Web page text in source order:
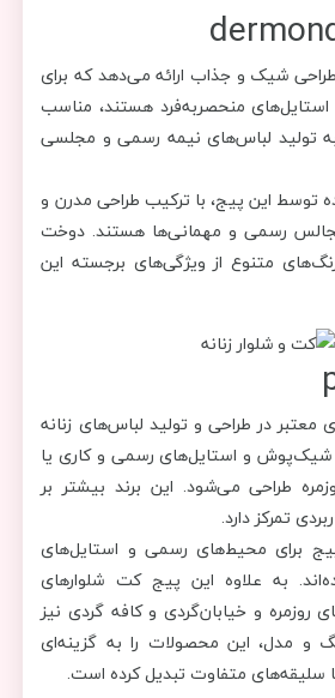
شیک و جذاب ارائه می‌دهد که برای
استایل‌های منحصربه‌فرد هستند، مناسب
تولید لباس‌های نیمه رسمی و مجلسی
توسط این پیج، با ترکیب طراحی مدرن و
رسمی و مهمانی‌ها هستند. دوخت
متنوع از ویژگی‌های برجسته این
معتبر در طراحی و تولید لباس‌های زنانه
شیک‌پوش و استایل‌های رسمی و کاری یا
طراحی می‌شود. این برند بیشتر بر
تمرکز دارد.
برای محیط‌های رسمی و استایل‌های
به علاوه این پیج کت شلوارهای
روزمره و خیابان‌گردی و کافه گردی نیز
و مدل، این محصولات را به گزینه‌ای
سلیقه‌های متفاوت تبدیل کرده است.